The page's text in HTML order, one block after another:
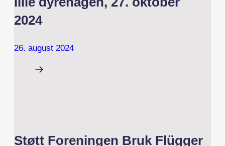
2024
26. august 2024
Støtt Foreningen Bruk Flügger